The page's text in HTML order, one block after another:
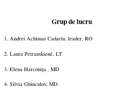
Grup de lucru
1. Andrei Achimas Cadariu, leader, RO
2. Laura Petrauskienė, LT
3. Elena Harconița , MD
4. Silvia Ghinculov, MD